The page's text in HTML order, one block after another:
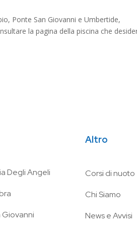
Ponte San Giovanni e Umbertide,
la pagina della piscina che
Degli Angeli
Giovanni
Altro
Corsi di nuoto
Chi Siamo
News e Avvisi